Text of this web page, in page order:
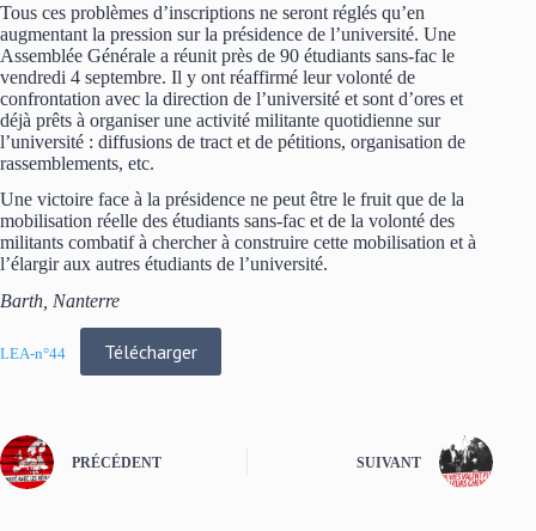
Tous ces problèmes d’inscriptions ne seront réglés qu’en
augmentant la pression sur la présidence de l’université. Une
Assemblée Générale a réunit près de 90 étudiants sans-fac le
vendredi 4 septembre. Il y ont réaffirmé leur volonté de
confrontation avec la direction de l’université et sont d’ores et
déjà prêts à organiser une activité militante quotidienne sur
l’université : diffusions de tract et de pétitions, organisation de
rassemblements, etc.
Une victoire face à la présidence ne peut être le fruit que de la
mobilisation réelle des étudiants sans-fac et de la volonté des
militants combatif à chercher à construire cette mobilisation et à
l’élargir aux autres étudiants de l’université.
Barth, Nanterre
LEA-n°44 Télécharger
PRÉCÉDENT SUIVANT